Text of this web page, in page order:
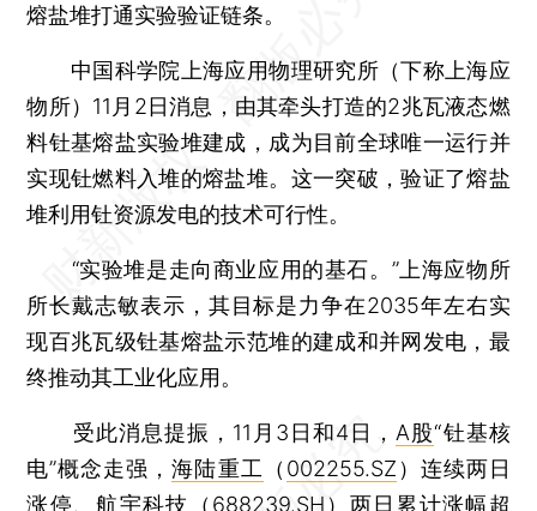
熔盐堆打通实验验证链条。
中国科学院上海应用物理研究所（下称上海应
物所）11月2日消息，由其牵头打造的2兆瓦液态燃
料钍基熔盐实验堆建成，成为目前全球唯一运行并
实现钍燃料入堆的熔盐堆。这一突破，验证了熔盐
堆利用钍资源发电的技术可行性。
“实验堆是走向商业应用的基石。”上海应物所
所长戴志敏表示，其目标是力争在2035年左右实
现百兆瓦级钍基熔盐示范堆的建成和并网发电，最
终推动其工业化应用。
受此消息提振，11月3日和4日， A股“钍基核
电”概念走强，海陆重工 （ 002255.SZ ）连续两日
涨停、航宇科技 （ 688239.SH）两日累计涨幅超